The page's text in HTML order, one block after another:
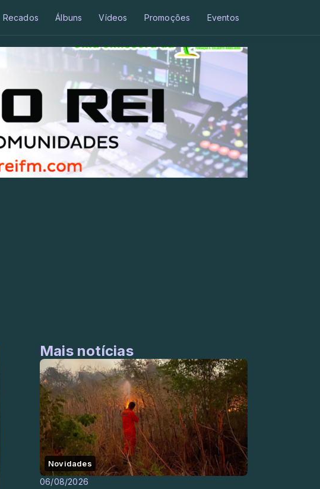
Recados Álbuns Vídeos Promoções Eventos
Mais notícias
Novidades
06/08/2026